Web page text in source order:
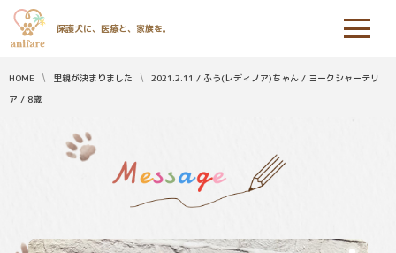
保護犬に、医療と、家族を。
HOME 里親が決まりました
2021.2.11 / ふう(レディノア)ちゃん / ヨークシャーテリ
ア / 8歳